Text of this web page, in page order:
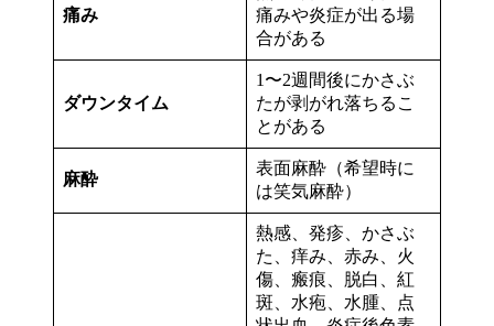
痛み
痛みや炎症が出る場
合がある
ダウンタイム
1〜2週間後にかさぶ
たが剥がれ落ちるこ
とがある
麻酔
表面麻酔（希望時に
は笑気麻酔）
熱感、発疹、かさぶ
た、痒み、赤み、火
傷、瘢痕、脱白、紅
斑、水疱、水腫、点